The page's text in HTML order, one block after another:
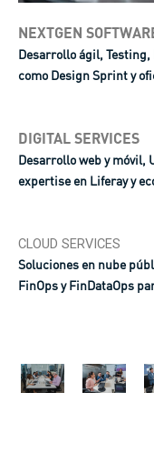
NEXTGEN
Desarrollo ágil,
como Design Sprint y
DIGITAL SERVICES
Desarrollo web y
expertise en Liferay y
CLOUD SERVICES
Soluciones en nube
FinOps y FinDataOps